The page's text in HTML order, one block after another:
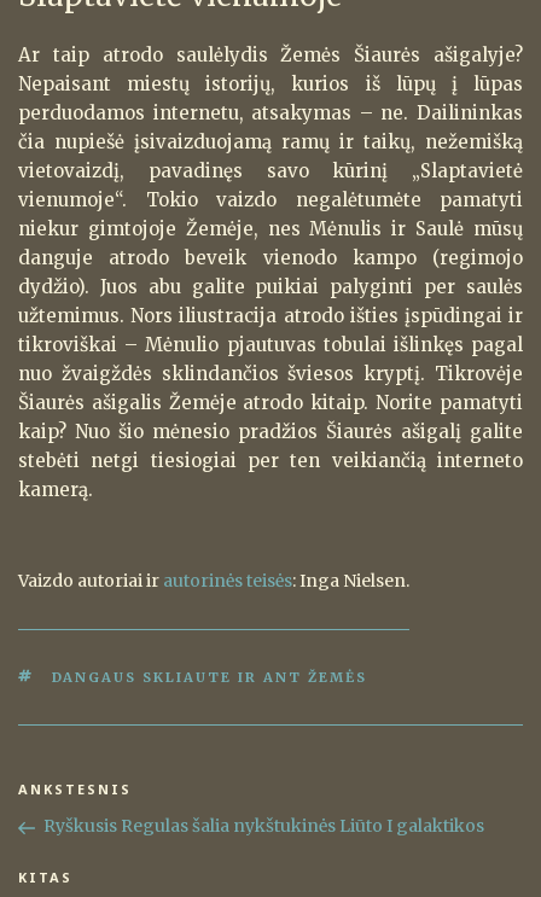
Ar taip atrodo saulėlydis Žemės Šiaurės ašigalyje?
Nepaisant miestų istorijų, kurios iš lūpų į lūpas
perduodamos internetu, atsakymas – ne. Dailininkas
čia nupiešė įsivaizduojamą ramų ir taikų, nežemišką
vietovaizdį, pavadinęs savo kūrinį „Slaptavietė
vienumoje“. Tokio vaizdo negalėtumėte pamatyti
niekur gimtojoje Žemėje, nes Mėnulis ir Saulė mūsų
danguje atrodo beveik vienodo kampo (regimojo
dydžio). Juos abu galite puikiai palyginti per saulės
užtemimus. Nors iliustracija atrodo išties įspūdingai ir
tikroviškai – Mėnulio pjautuvas tobulai išlinkęs pagal
nuo žvaigždės sklindančios šviesos kryptį. Tikrovėje
Šiaurės ašigalis Žemėje atrodo kitaip. Norite pamatyti
kaip? Nuo šio mėnesio pradžios Šiaurės ašigalį galite
stebėti netgi tiesiogiai per ten veikiančią interneto
kamerą.
Vaizdo autoriai ir autorinės teisės: Inga Nielsen.
ŽYMOS
DANGAUS SKLIAUTE IR ANT ŽEMĖS
Navigacija
tarp
įrašų
Ankstesnis
įrašas
ANKSTESNIS
Ryškusis Regulas šalia nykštukinės Liūto I galaktikos
Kitas
KITAS